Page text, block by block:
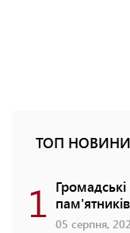
ТОП НОВИНИ
1 05 серпня,